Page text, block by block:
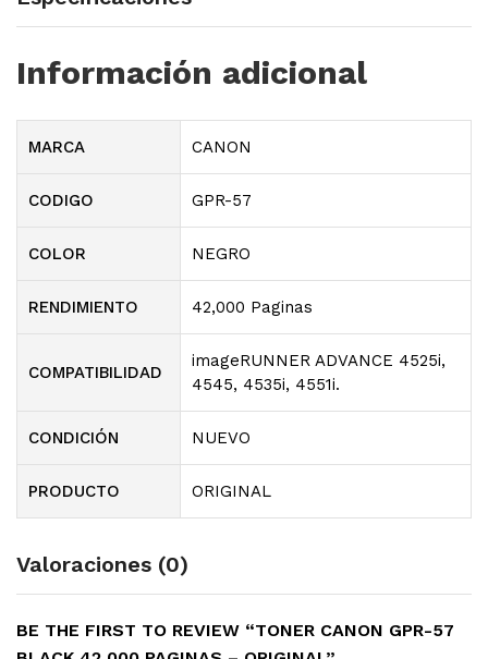
Información adicional
MARCA CANON
CODIGO GPR-57
COLOR NEGRO
RENDIMIENTO 42,000 Paginas
COMPATIBILIDAD
imageRUNNER ADVANCE 4525i,
4545, 4535i, 4551i.
CONDICIÓN NUEVO
PRODUCTO ORIGINAL
Valoraciones (0)
BE THE FIRST TO REVIEW “TONER CANON GPR-57